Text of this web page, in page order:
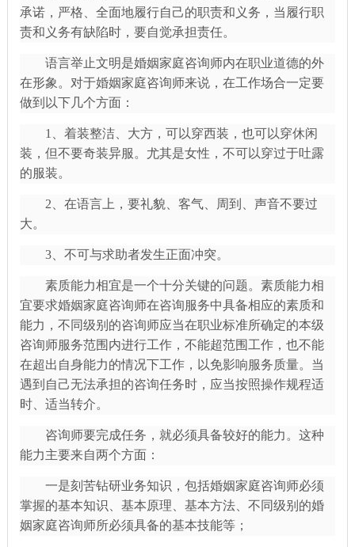
承诺，严格、全面地履行自己的职责和义务，当履行职
责和义务有缺陷时，要自觉承担责任。
语言举止文明是婚姻家庭咨询师内在职业道德的外
在形象。对于婚姻家庭咨询师来说，在工作场合一定要
做到以下几个方面：
1、着装整洁、大方，可以穿西装，也可以穿休闲
装，但不要奇装异服。尤其是女性，不可以穿过于吐露
的服装。
2、在语言上，要礼貌、客气、周到、声音不要过
大。
3、不可与求助者发生正面冲突。
素质能力相宜是一个十分关键的问题。素质能力相
宜要求婚姻家庭咨询师在咨询服务中具备相应的素质和
能力，不同级别的咨询师应当在职业标准所确定的本级
咨询师服务范围内进行工作，不能超范围工作，也不能
在超出自身能力的情况下工作，以免影响服务质量。当
遇到自己无法承担的咨询任务时，应当按照操作规程适
时、适当转介。
咨询师要完成任务，就必须具备较好的能力。这种
能力主要来自两个方面：
一是刻苦钻研业务知识，包括婚姻家庭咨询师必须
掌握的基本知识、基本原理、基本方法、不同级别的婚
姻家庭咨询师所必须具备的基本技能等；